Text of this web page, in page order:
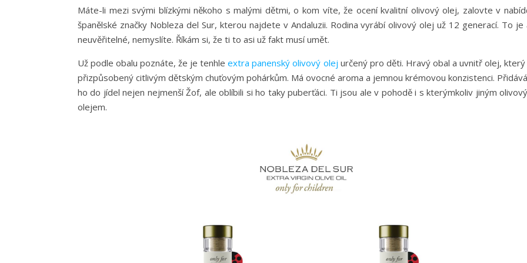
Máte-li mezi svými blízkými někoho s malými dětmi, o kom víte, že ocení kvalitní olivový olej, zalovte v
španělské značky Nobleza del Sur, kterou najdete v Andaluzii. Rodina vyrábí olivový olej už 12 generací. To je
neuvěřitelné, nemyslíte. Říkám si, že ti to asi už fakt musí umět.
Už podle obalu poznáte, že je tenhleextra panenský olivový olej určený pro děti. Hravý obal a uvnitř olej, který
přizpůsobený citlivým dětským chuťovým pohárkům. Má ovocné aroma a jemnou krémovou konzistenci.
ho do jídel nejen nejmenší Žof, ale oblíbili si ho taky puberťáci. Ti jsou ale v pohodě i s kterýmkoliv jiným
olejem.